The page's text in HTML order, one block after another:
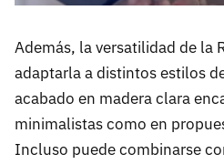
Además, la versatilidad de la
adaptarla a distintos estilos
acabado en madera clara
minimalistas como en
Incluso puede combinarse